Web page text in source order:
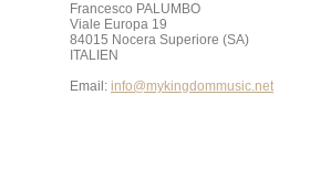
Francesco PALUMBO
Viale Europa 19
84015 Nocera Superiore (SA)
ITALIEN
Email: info@mykingdommusic.net